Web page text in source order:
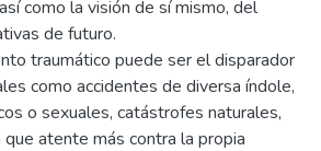
como la visión de sí mismo, del
de futuro.
traumático puede ser el disparador
como accidentes de diversa índole,
o sexuales, catástrofes naturales,
que atente más contra la propia